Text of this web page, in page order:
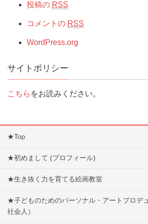
投稿の RSS
コメントの RSS
WordPress.org
サイトポリシー
こちら をお読みください。
★Top
★初めまして (プロフィール)
★生き抜く力を育てる絵画教室
★子どものためのパーソナル・アートプロデ
社会人）